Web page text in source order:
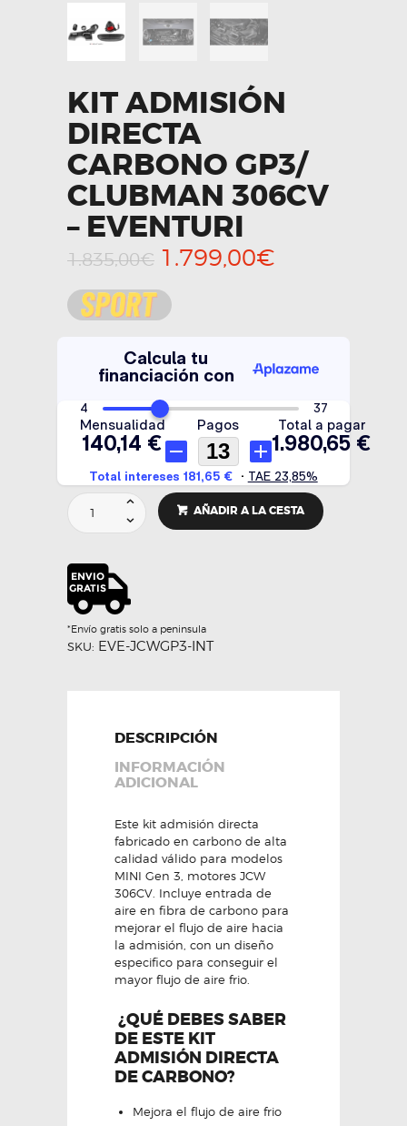
KIT ADMISIÓN
DIRECTA
CARBONO GP3/
CLUBMAN 306CV
– EVENTURI
1.835,00€ El
precio
original
era:
1.835,00€.
1.799,00€
1.799,00€.
KIT
ADMISIÓN
DIRECTA
GP3/
CLUBMAN
306CV
-
EVENTURI
AÑADIR A LA CESTA
*Envío gratis solo a peninsula
SKU: EVE-JCWGP3-INT
DESCRIPCIÓN
INFORMACIÓN
ADICIONAL
Este kit admisión directa
fabricado en carbono de alta
calidad válido para modelos
MINI Gen 3, motores JCW
306CV. Incluye entrada de
aire en fibra de carbono para
mejorar el flujo de aire hacia
la admisión, con un diseño
especifico para conseguir el
mayor flujo de aire frio.
¿QUÉ DEBES SABER
DE ESTE KIT
ADMISIÓN DIRECTA
DE CARBONO?
Mejora el flujo de aire frio